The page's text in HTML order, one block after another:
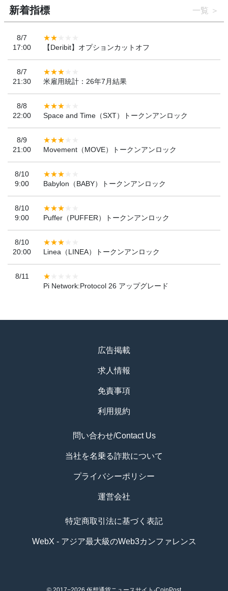
新着指標 一覧
8/7
17:00
【Deribit】オプションカットオフ
8/7
21:30
米雇用統計：26年7月結果
8/8
22:00
Space and Time（SXT）トークンアンロック
8/9
21:00
Movement（MOVE）トークンアンロック
8/10
9:00
Babylon（BABY）トークンアンロック
8/10
9:00
Puffer（PUFFER）トークンアンロック
8/10
20:00
Linea（LINEA）トークンアンロック
8/11
Pi Network:Protocol 26 アップグレード
広告掲載
求人情報
免責事項
利用規約
問い合わせ/Contact Us
当社を名乗る詐欺について
プライバシーポリシー
運営会社
特定商取引法に基づく表記
WebX - アジア最大級のWeb3カンファレンス